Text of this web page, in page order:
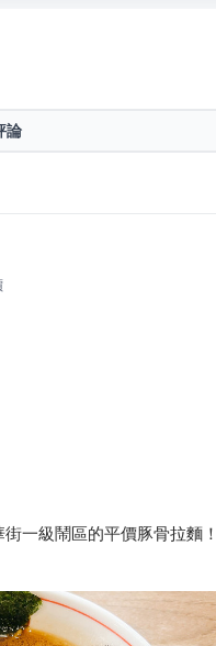
論
街一級鬧區的平價豚骨拉麵